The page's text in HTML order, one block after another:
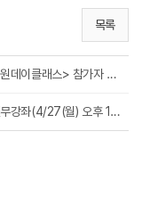
목록
사회적경제기업 제품 무료 체험 <5월 원데이클래스> 참가자 모집(5.8.(금) 오후 5시부...
2026 용인시 사회적경제 공공입찰 실무강좌(4/27(월) 오후 1시 30분)